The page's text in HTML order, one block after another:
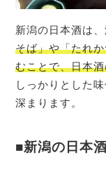
新潟の日本酒は
そば」や「たれ
むことで、日本
しっかりとした
深まります。
■新潟の日本